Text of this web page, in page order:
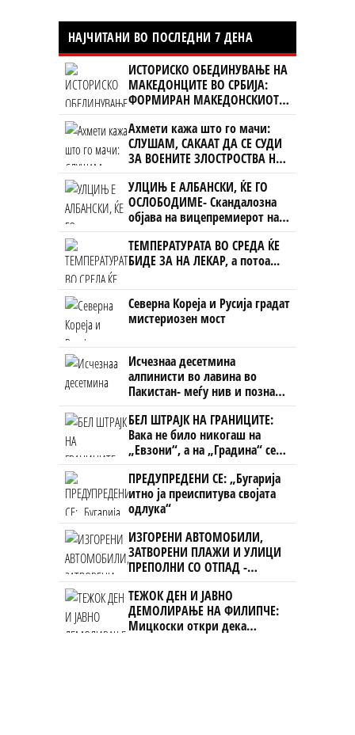
НАЈЧИТАНИ ВО ПОСЛЕДНИ 7 ДЕНА
ИСТОРИСКО ОБЕДИНУВАЊЕ НА
МАКЕДОНЦИТЕ ВО СРБИЈА:
ФОРМИРАН МАКЕДОНСКИОТ
НАЦИОНАЛЕН СОЈУЗ
Ахмети кажа што го мачи:
СЛУШАМ, САКААТ ДА СЕ СУДИ
ЗА ВОЕНИТЕ ЗЛОСТРОСТВА НА
УЧК...
УЛЦИЊ Е АЛБАНСКИ, ЌЕ ГО
ОСЛОБОДИМЕ- Скандалозна
објава на вицепремиерот на
Црна Гора
ТЕМПЕРАТУРАТА ВО СРЕДА ЌЕ
БИДЕ ЗА НА ЛЕКАР, а потоа...
Северна Кореја и Русија градат
мистериозен мост
Исчезнаа десетмина
алпинисти во лавина во
Пакистан- меѓу нив и познат
Непалец
БЕЛ ШТРАЈК НА ГРАНИЦИТЕ:
Вака не било никогаш на
„Евзони“, а на „Градина“ се
чека и пет часа
ПРЕДУПРЕДЕНИ СЕ: „Бугарија
итно ја преиспитува својата
одлука“
ИЗГОРЕНИ АВТОМОБИЛИ,
ЗАТВОРЕНИ ПЛАЖИ И УЛИЦИ
ПРЕПОЛНИ СО ОТПАД -
Фнидек во хаос по
мигрантскиот бран кон Сеута
ТЕЖОК ДЕН И ЈАВНО
ДЕМОЛИРАЊЕ НА ФИЛИПЧЕ:
Мицкоски откри дека